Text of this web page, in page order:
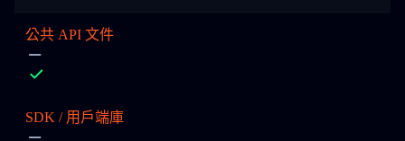
公共 API 文件
SDK / 用戶端庫